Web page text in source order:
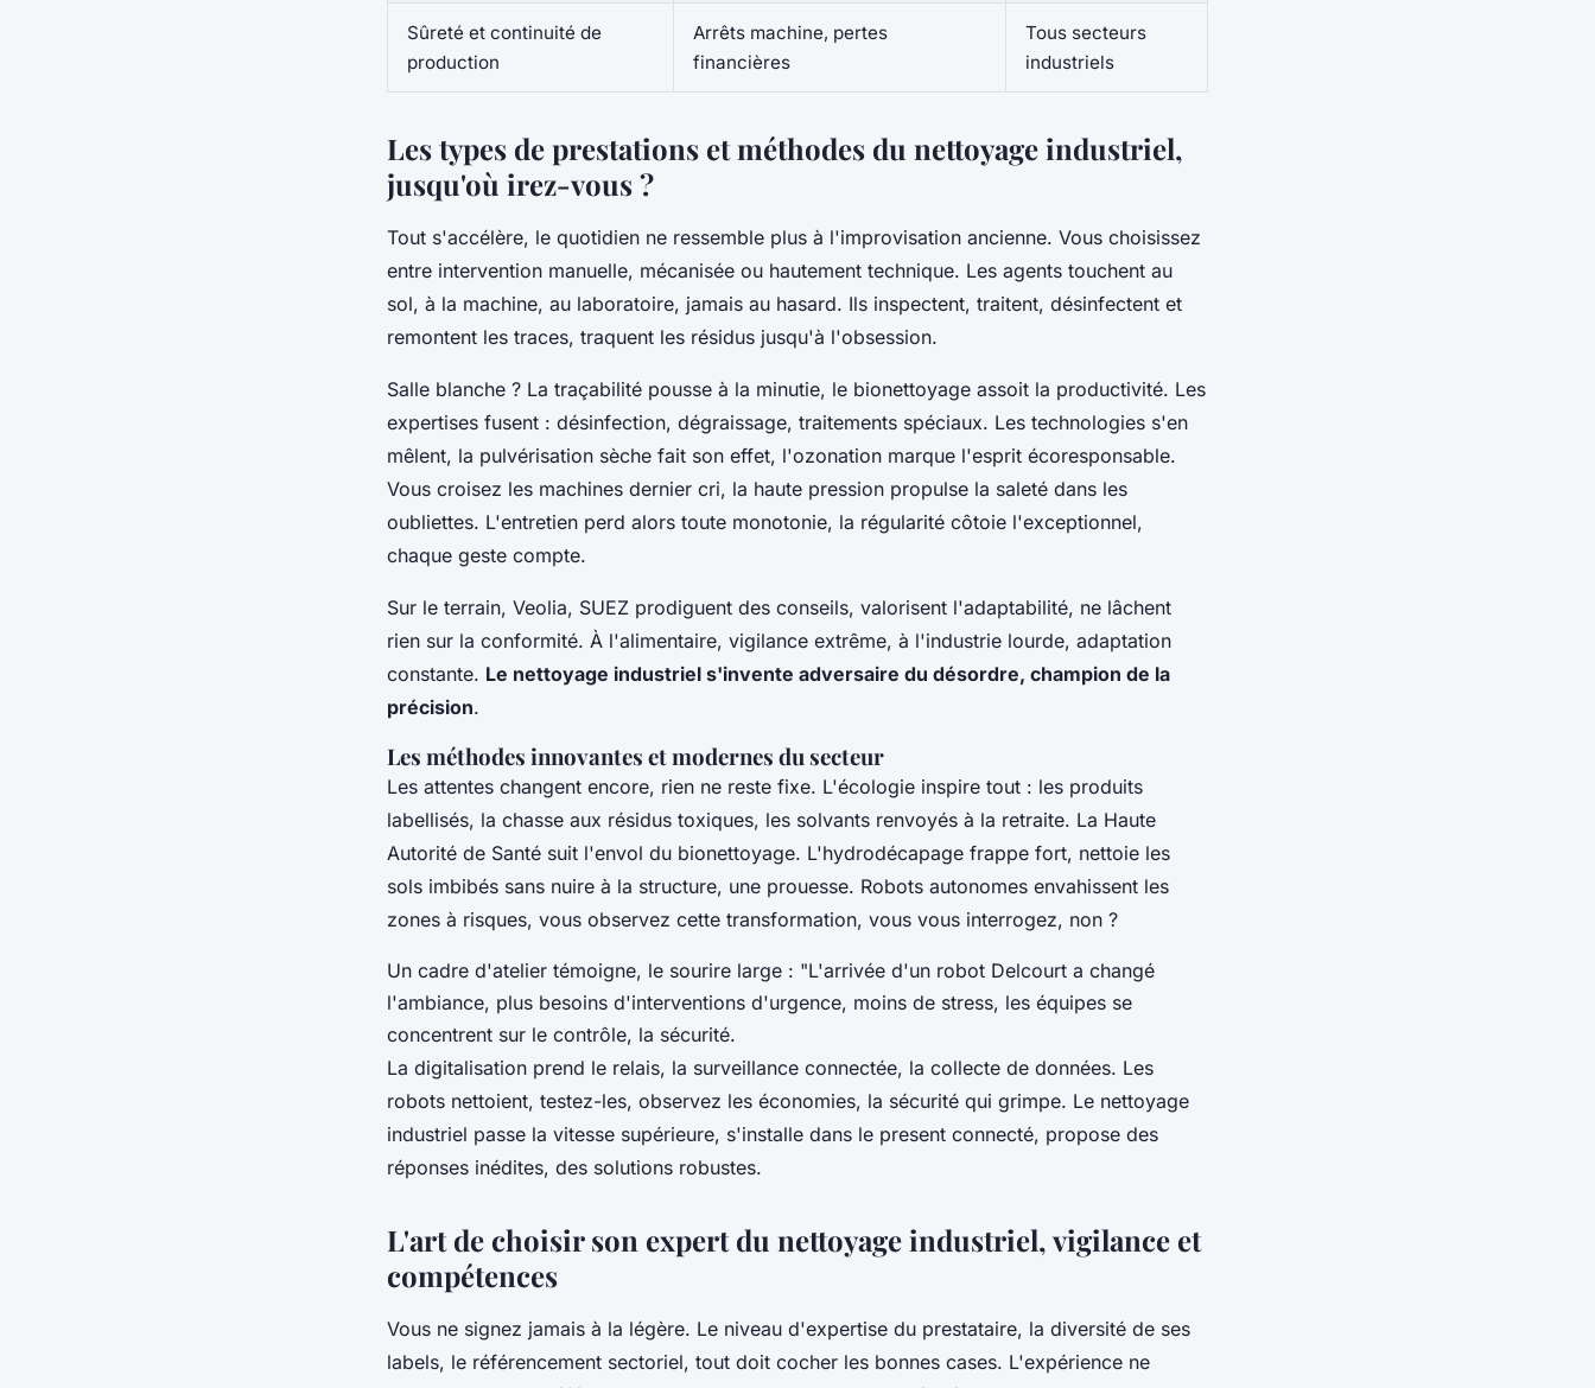
Sûreté et continuité de
production
Arrêts machine, pertes
financières
Tous secteurs
industriels
Les types de prestations et méthodes du nettoyage industriel,
jusqu'où irez-vous ?
Tout s'accélère, le quotidien ne ressemble plus à l'improvisation ancienne. Vous choisissez
entre intervention manuelle, mécanisée ou hautement technique. Les agents touchent au
sol, à la machine, au laboratoire, jamais au hasard. Ils inspectent, traitent, désinfectent et
remontent les traces, traquent les résidus jusqu'à l'obsession.
Salle blanche ? La traçabilité pousse à la minutie, le bionettoyage assoit la productivité. Les
expertises fusent : désinfection, dégraissage, traitements spéciaux. Les technologies s'en
mêlent, la pulvérisation sèche fait son effet, l'ozonation marque l'esprit écoresponsable.
Vous croisez les machines dernier cri, la haute pression propulse la saleté dans les
oubliettes. L'entretien perd alors toute monotonie, la régularité côtoie l'exceptionnel,
chaque geste compte.
Sur le terrain, Veolia, SUEZ prodiguent des conseils, valorisent l'adaptabilité, ne lâchent
rien sur la conformité. À l'alimentaire, vigilance extrême, à l'industrie lourde, adaptation
constante. Le nettoyage industriel s'invente adversaire du désordre, champion de la
précision.
Les méthodes innovantes et modernes du secteur
Les attentes changent encore, rien ne reste fixe. L'écologie inspire tout : les produits
labellisés, la chasse aux résidus toxiques, les solvants renvoyés à la retraite. La Haute
Autorité de Santé suit l'envol du bionettoyage. L'hydrodécapage frappe fort, nettoie les
sols imbibés sans nuire à la structure, une prouesse. Robots autonomes envahissent les
zones à risques, vous observez cette transformation, vous vous interrogez, non ?
Un cadre d'atelier témoigne, le sourire large : "L'arrivée d'un robot Delcourt a changé
l'ambiance, plus besoins d'interventions d'urgence, moins de stress, les équipes se
concentrent sur le contrôle, la sécurité.
La digitalisation prend le relais, la surveillance connectée, la collecte de données. Les
robots nettoient, testez-les, observez les économies, la sécurité qui grimpe. Le nettoyage
industriel passe la vitesse supérieure, s'installe dans le present connecté, propose des
réponses inédites, des solutions robustes.
L'art de choisir son expert du nettoyage industriel, vigilance et
compétences
Vous ne signez jamais à la légère. Le niveau d'expertise du prestataire, la diversité de ses
labels, le référencement sectoriel, tout doit cocher les bonnes cases. L'expérience ne